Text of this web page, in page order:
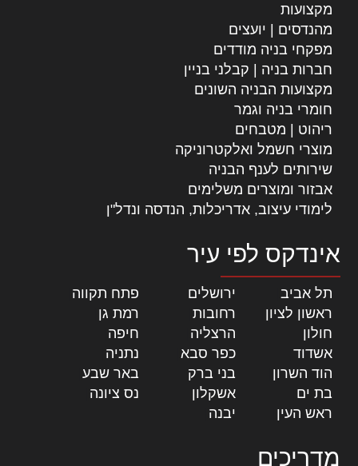
מקצועות
מהנדסים | יועצים
מפקחי בניה מודדים
חברות בניה | קבלני בניין
מקצועות הבניה השונים
חומרי בניה וגמר
ריהוט | מטבחים
מוצרי חשמל ואלקטרוניקה
שירותים לענף הבניה
אבזור ומוצרים משלימים
לימודי עיצוב, אדריכלות, הנדסה ונדל"ן
אינדקס לפי עיר
תל אביב ירושלים פתח תקווה
ראשון לציון
רחובות רמת גן
חולון
הרצליה חיפה
אשדוד
כפר סבא נתניה
הוד השרון
בני ברק באר שבע
בת ים
אשקלון נס ציונה
ראש העין
יבנה
מדריכים